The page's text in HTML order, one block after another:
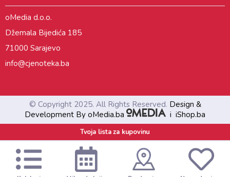
oMedia d.o.o.
Džemala Bijedića 185
71000 Sarajevo
info@cjenoteka.ba
© Copyright 2025. All Rights Reserved. Design &
Development By oMedia.ba
i iShop.ba
Tvoja lista za kupovinu